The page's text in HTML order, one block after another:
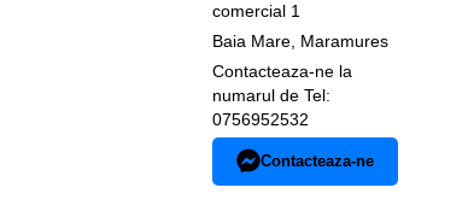
comercial 1
Baia Mare, Maramures
Contacteaza-ne la
numarul de Tel:
0756952532
Contacteaza-ne